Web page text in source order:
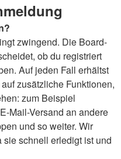
zwingend. Die Board-
ob du registriert
Auf jeden Fall erhältst
zusätzliche Funktionen,
zum Beispiel
Mail-Versand an andere
und so weiter. Wir
schnell erledigt ist und